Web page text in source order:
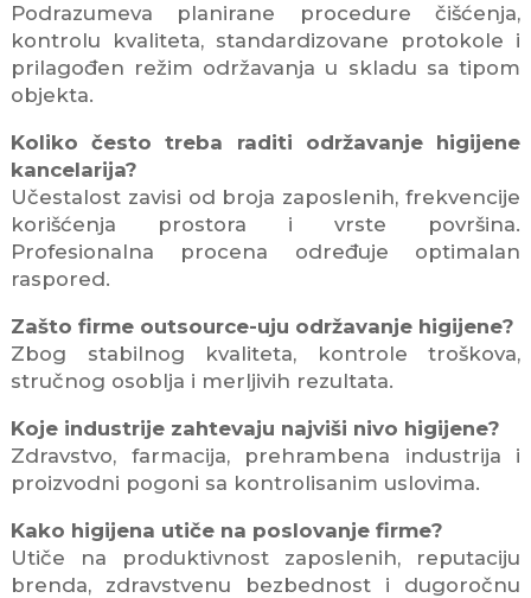
Podrazumeva planirane procedure čišćenja,
kontrolu kvaliteta, standardizovane protokole i
prilagođen režim održavanja u skladu sa tipom
objekta.
Koliko često treba raditi održavanje higijene
kancelarija?
Učestalost zavisi od broja zaposlenih, frekvencije
korišćenja prostora i vrste površina.
Profesionalna procena određuje optimalan
raspored.
Zašto firme outsource-uju održavanje higijene?
Zbog stabilnog kvaliteta, kontrole troškova,
stručnog osoblja i merljivih rezultata.
Koje industrije zahtevaju najviši nivo higijene?
Zdravstvo, farmacija, prehrambena industrija i
proizvodni pogoni sa kontrolisanim uslovima.
Kako higijena utiče na poslovanje firme?
Utiče na produktivnost zaposlenih, reputaciju
brenda, zdravstvenu bezbednost i dugoročnu